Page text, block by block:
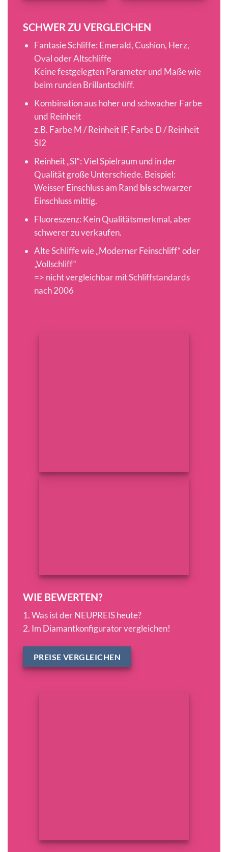
SCHWER ZU VERGLEICHEN
Fantasie Schliffe: Emerald, Cushion, Herz,
Oval oder Altschliffe
Keine festgelegten Parameter und Maße wie
beim runden Brillantschliff.
Kombination aus hoher und schwacher Farbe
und Reinheit
z.B. Farbe M / Reinheit IF, Farbe D / Reinheit
SI2
Reinheit „SI“: Viel Spielraum und in der
Qualität große Unterschiede. Beispiel:
Weisser Einschluss am Rand bisschwarzer
Einschluss mittig.
Fluoreszenz: Kein Qualitätsmerkmal, aber
schwerer zu verkaufen.
Alte Schliffe wie „Moderner Feinschliff“ oder
„Vollschliff“
=> nicht vergleichbar mit Schliffstandards
nach 2006
WIE BEWERTEN?
1. Was ist der NEUPREIS heute?
2. Im Diamantkonfigurator vergleichen!
PREISE VERGLEICHEN